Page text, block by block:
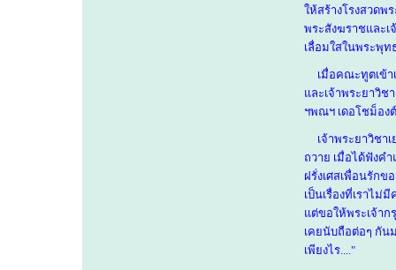
ให้สร้างโรงสวดพ
พระสังฆราชและเ
เลื่อมใสในพระพุท
เมื่อคณะทูตเข้า
และเจ้าพระยาวิช
ฯพณฯ เดอโชม็อง
เจ้าพระยาวิชา
ถวาย เมื่อได้ฟังค
ฝรั่งเศสเพื่อนรักข
เป็นเรื่องที่เราไม่
แต่ขอให้พระเจ้าก
เคยนับถือต่อๆ กัน
เพียงไร...."